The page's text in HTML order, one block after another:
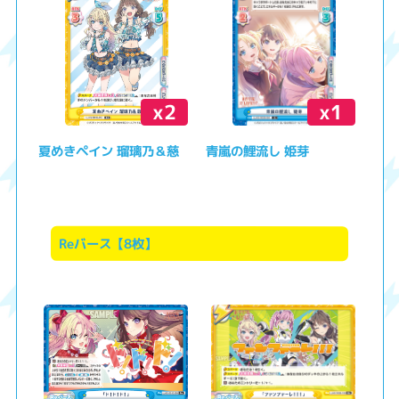
x2
夏めきペイン 瑠璃乃＆慈
x1
青嵐の鯉流し 姫芽
Reバース【8枚】